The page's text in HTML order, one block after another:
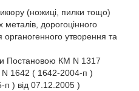
(ножиці, пилки тощо)
металів, дорогоцінного
органогенного утворення та
Постановою КМ N 1317
1642 ( 1642-2004-п )
) від 07.12.2005 )